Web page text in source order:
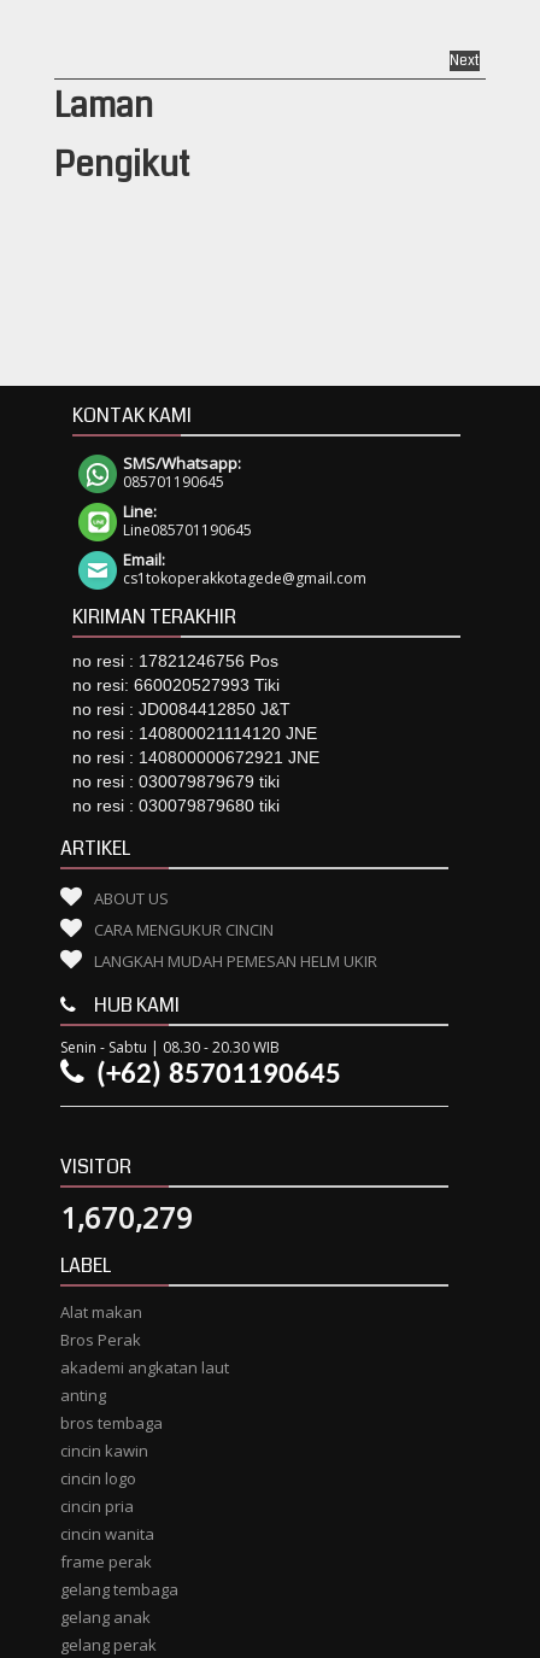
Next
Laman
Pengikut
KONTAK KAMI
SMS/Whatsapp:
085701190645
Line:
Line085701190645
Email:
cs1tokoperakkotagede@gmail.com
KIRIMAN TERAKHIR
no resi : 17821246756 Pos
no resi: 660020527993 Tiki
no resi : JD0084412850 J&T
no resi : 140800021114120 JNE
no resi : 140800000672921 JNE
no resi : 030079879679 tiki
no resi : 030079879680 tiki
ARTIKEL
ABOUT US
CARA MENGUKUR CINCIN
LANGKAH MUDAH PEMESAN HELM UKIR
HUB KAMI
Senin - Sabtu | 08.30 - 20.30 WIB
(+62) 85701190645
VISITOR
1,670,279
LABEL
Alat makan
Bros Perak
akademi angkatan laut
anting
bros tembaga
cincin kawin
cincin logo
cincin pria
cincin wanita
frame perak
gelang tembaga
gelang anak
gelang perak